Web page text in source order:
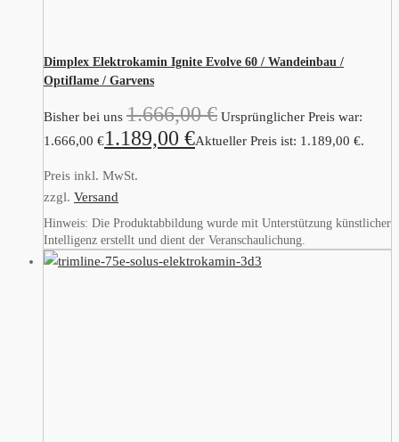
Dimplex Elektrokamin Ignite Evolve 60 / Wandeinbau /
Optiflame / Garvens
Bisher bei uns 1.666,00€ Ursprünglicher Preis war:
1.666,00 €1.189,00 €Aktueller Preis ist: 1.189,00 €.
Preis inkl. MwSt.
zzgl. Versand
Hinweis: Die Produktabbildung wurde mit Unterstützung künstlicher
Intelligenz erstellt und dient der Veranschaulichung.